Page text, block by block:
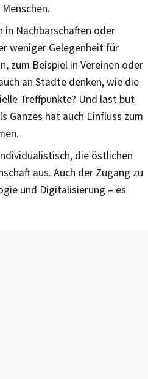
in Nachbarschaften oder
weniger Gelegenheit für
zum Beispiel in Vereinen oder
an Städte denken, wie die
Treffpunkte? Und last but
Ganzes hat auch Einfluss zum
die östlichen
aus. Auch der Zugang zu
und Digitalisierung – es